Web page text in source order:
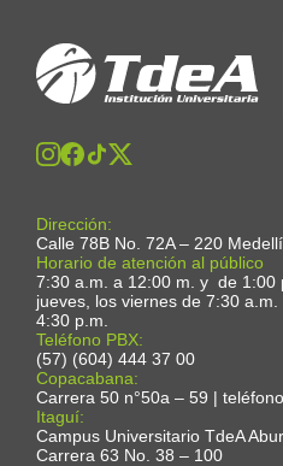
Dirección:
Calle 78B No. 72A – 220
Horario de atención al público
7:30 a.m. a 12:00 m. y de 1:00
jueves, los viernes de 7:30
4:30 p.m.
Teléfono PBX:
(57) (604) 444 37 00
Copacabana:
Carrera 50 n°50a – 59 |
Itaguí:
Campus Universitario TdeA
Carrera 63 No. 38 – 100